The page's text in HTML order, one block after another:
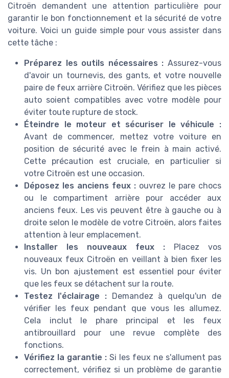
Citroën demandent une attention particulière pour
garantir le bon fonctionnement et la sécurité de votre
voiture. Voici un guide simple pour vous assister dans
cette tâche :
Préparez les outils nécessaires : Assurez-vous
d'avoir un tournevis, des gants, et votre nouvelle
paire de feux arrière Citroën. Vérifiez que les pièces
auto soient compatibles avec votre modèle pour
éviter toute rupture de stock.
Éteindre le moteur et sécuriser le véhicule :
Avant de commencer, mettez votre voiture en
position de sécurité avec le frein à main activé.
Cette précaution est cruciale, en particulier si
votre Citroën est une occasion.
Déposez les anciens feux : ouvrez le pare chocs
ou le compartiment arrière pour accéder aux
anciens feux. Les vis peuvent être à gauche ou à
droite selon le modèle de votre Citroën, alors faites
attention à leur emplacement.
Installer les nouveaux feux : Placez vos
nouveaux feux Citroën en veillant à bien fixer les
vis. Un bon ajustement est essentiel pour éviter
que les feux se détachent sur la route.
Testez l'éclairage :Demandez à quelqu'un de
vérifier les feux pendant que vous les allumez.
Cela inclut le phare principal et les feux
antibrouillard pour une revue complète des
fonctions.
Vérifiez la garantie : Si les feux ne s'allument pas
correctement, vérifiez si un problème de garantie